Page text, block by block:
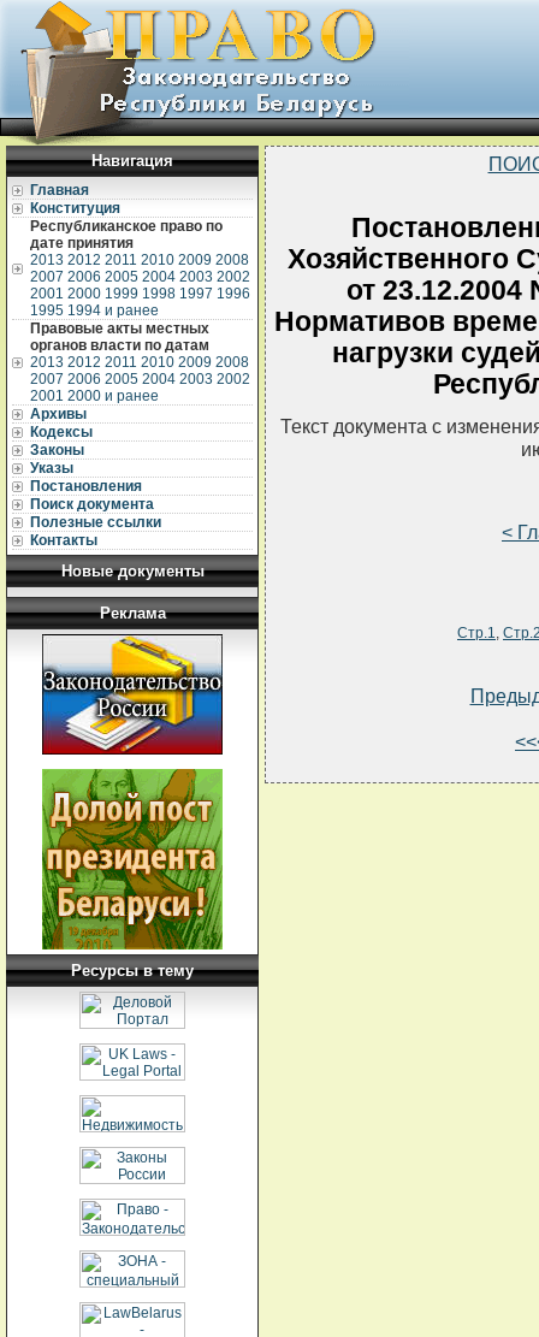
Навигация
Главная
Конституция
Республиканское право по
дате принятия
2013 2012 2011 2010 2009 2008
2007 2006 2005 2004 2003 2002
2001 2000 1999 1998 1997 1996
1995 1994 и ранее
Правовые акты местных
органов власти по датам
2013 2012 2011 2010 2009 2008
2007 2006 2005 2004 2003 2002
2001 2000 и ранее
Архивы
Кодексы
Законы
Указы
Постановления
Поиск документа
Полезные ссылки
Контакты
Новые документы
Реклама
Ресурсы в тему
Хозяйственного
от
Нормативов
нагрузки
Текст документа с
<
Стр.1,